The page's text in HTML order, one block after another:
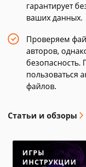
гарантирует
ваших данных.
Проверяем
авторов,
безопасность.
пользоваться
файлов.
Статьи и обзоры
ИГРЫ
ИНСТРУКЦИИ